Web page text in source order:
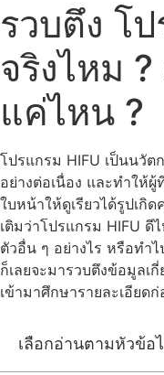
รวบตึง โ
จริงไหม
แค่ไหน ?
โปรแกรม HIFU เป็นนวั
อย่างต่อเนื่อง และทำให้
ใบหน้าให้ดูเรียวได้รูปเกิ
เติมว่าโปรแกรม HIFU
ตัวอื่น ๆ อย่างไร หรือทำ
ก็เลยจะมารวบตึงข้อมูลเ
เข้ามาศึกษารายละเอีย
เลือกอ่านตามหัวข้อ